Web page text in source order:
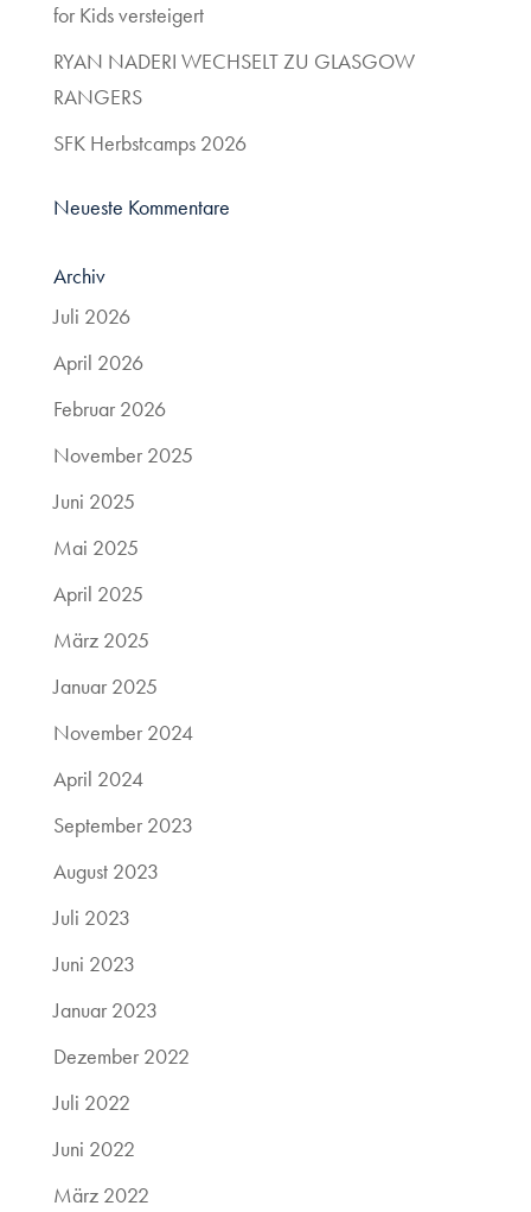
for Kids versteigert
RYAN NADERI WECHSELT ZU GLASGOW
RANGERS
SFK Herbstcamps 2026
Neueste Kommentare
Archiv
Juli 2026
April 2026
Februar 2026
November 2025
Juni 2025
Mai 2025
April 2025
März 2025
Januar 2025
November 2024
April 2024
September 2023
August 2023
Juli 2023
Juni 2023
Januar 2023
Dezember 2022
Juli 2022
Juni 2022
März 2022